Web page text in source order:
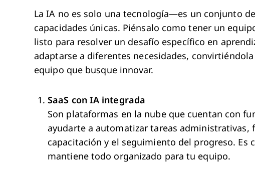
La IA no es solo una tecnología—es un conjunto
capacidades únicas. Piénsalo como tener un
listo para resolver un desafío específico en
adaptarse a diferentes necesidades,
equipo que busque innovar.
SaaS con IA integrada
Son plataformas en la nube que cuentan con
ayudarte a automatizar tareas
capacitación y el seguimiento del progreso. Es
mantiene todo organizado para tu equipo.